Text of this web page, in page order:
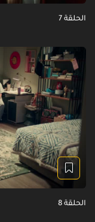
الحلقة 7
الحلقة 8